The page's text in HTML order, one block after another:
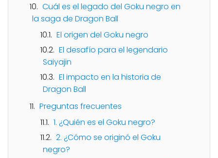
Cuál es el legado del Goku negro en
la saga de Dragon Ball
El origen del Goku negro
El desafío para el legendario
Saiyajin
El impacto en la historia de
Dragon Ball
Preguntas frecuentes
1. ¿Quién es el Goku negro?
2. ¿Cómo se originó el Goku
negro?